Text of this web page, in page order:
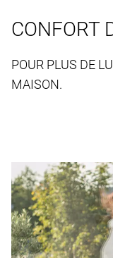
CONFORT
POUR PLUS DE
MAISON.